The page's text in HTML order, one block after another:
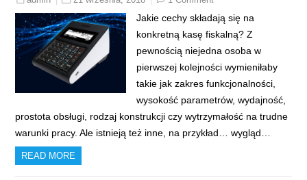
Jakie cechy składają się na
konkretną kasę fiskalną? Z
pewnością niejedna osoba w
pierwszej kolejności wymieniłaby
takie jak zakres funkcjonalności,
wysokość parametrów, wydajność,
prostota obsługi, rodzaj konstrukcji czy wytrzymałość na trudne
warunki pracy. Ale istnieją też inne, na przykład… wygląd…
READ MORE